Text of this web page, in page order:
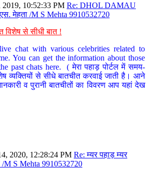
2019, 10:52:33 PM Re: DHOL DAMAU
मेहता /M S Mehta 9910532720
विशेष से सीधी बात !
chat with various celebrities related to
You can get the information about those
past chats here. ( मेरा पहाड़ पोर्टल में समय-
व्यक्तियों से सीधे बातचीत करवाई जाती है। आने
व पुरानी बातचीतों का विवरण आप यहां देख
2020, 12:28:24 PM Re: म्यर पहाड़ म्यर
/M S Mehta 9910532720